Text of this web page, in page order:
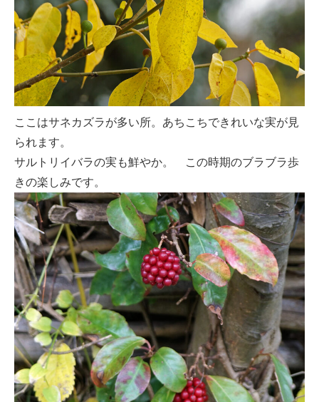
ここはサネカズラが多い所。あちこちできれいな実が見
られます。
サルトリイバラの実も鮮やか。 この時期のブラブラ歩
きの楽しみです。